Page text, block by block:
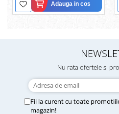
Adauga in cos
Nu rata ofertele si
Fii la curent cu toate
magazin!